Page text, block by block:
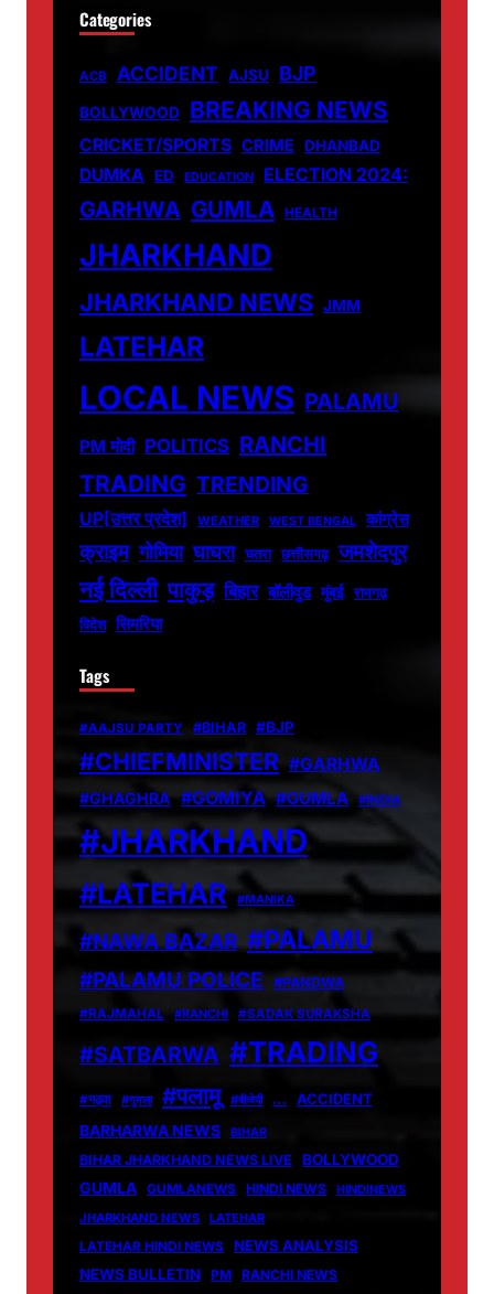
Categories
ACB ACCIDENT AJSU BJP
BOLLYWOOD BREAKING NEWS
CRICKET/SPORTS CRIME DHANBAD
DUMKA ED EDUCATION ELECTION 2024:
GARHWA GUMLA HEALTH
JHARKHAND
JHARKHAND NEWS JMM
LATEHAR
LOCAL NEWS PALAMU
PM मोदी POLITICS RANCHI
TRADING TRENDING
UP[उत्तर प्रदेश] WEATHER WEST BENGAL कांग्रेस
क्राइम गोमिया घाघरा चतरा छत्तीसगढ़ जमशेदपुर
नई दिल्ली पाकुड़ बिहार बॉलीवुड मुंबई रामगढ़
विदेश सिमरिया
Tags
#AAJSU PARTY #BIHAR #BJP
#CHIEFMINISTER #GARHWA
#GHAGHRA #GOMIYA #GUMLA #INDIA
#JHARKHAND
#LATEHAR #MANIKA
#NAWA BAZAR #PALAMU
#PALAMU POLICE
#PANDWA
#RAJMAHAL
#RANCHI #SADAK SURAKSHA
#SATBARWA #TRADING
#गढ़वा #गुमला #पलामू #बीजेपी … ACCIDENT
BARHARWA NEWS BIHAR
BIHAR JHARKHAND NEWS LIVE BOLLYWOOD
GUMLA GUMLANEWS HINDI NEWS
HINDINEWS
JHARKHAND NEWS
LATEHAR
LATEHAR HINDI NEWS
NEWS ANALYSIS
NEWS BULLETIN PM RANCHI NEWS